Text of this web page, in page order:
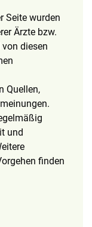
Seite wurden
Ärzte bzw.
diesen
Quellen,
und
finden